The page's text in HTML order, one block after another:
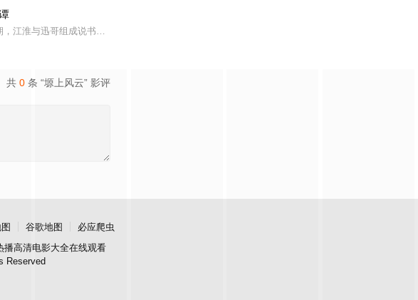
获数起重案要案的艰难过程。案
伶荣筱楠推向不死不休的对立绝境。而他们不知，对方正是自己苦寻多年
传媒有限公司
，江淮与迅哥组成说书班子，偶遇“白天人住屋，晚上鬼占房”的阴阳宅，江淮被掳走配“阴婚”。他与
共 0 条 “塬上风云” 影评
谷歌地图
必应爬虫
播高清电影大全在线观看
Reserved